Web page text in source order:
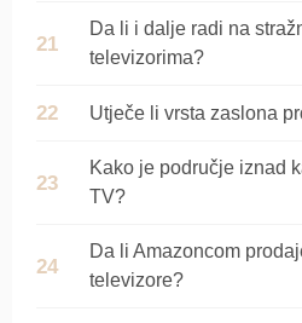
Da li i dalje radi na
televizorima?
Utječe li vrsta zaslona
Kako je područje iznad
TV?
Da li Amazoncom
televizore?